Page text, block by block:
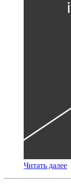
Читать далее